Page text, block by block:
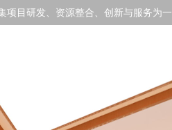
研发、资源整合、创新与服务为一